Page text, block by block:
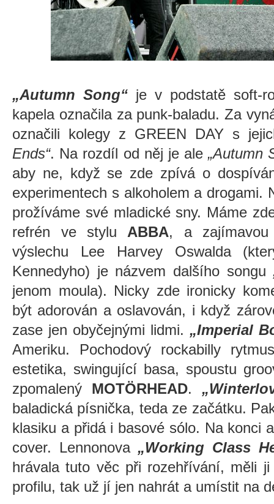
„Autumn Song“ je v podstatě soft-
kapela označila za punk-baladu. Za
označili kolegy z GREEN DAY s
Ends“. Na rozdíl od něj je ale„Autumn
aby ne, když se zde zpívá o
experimentech s alkoholem a drogami.
prožíváme své mladické sny. Máme
refrén ve stylu ABBA, a
výslechu Lee Harvey Oswalda
Kennedyho) je názvem dalšího songu
jenom moula). Nicky zde ironicky
být adorován a oslavován, i když
zase jen obyčejnými lidmi. „Imperial
Ameriku. Pochodový rockabilly
estetika, swingující basa, spoustu
zpomalený MOTÖRHEAD.
baladická písnička, teda ze začátku.
klasiku a přidá i basové sólo. Na konci
cover. Lennonova„Working Class
hrávala tuto věc při rozehřívání, měli
profilu, tak už jí jen nahrát a umístit na